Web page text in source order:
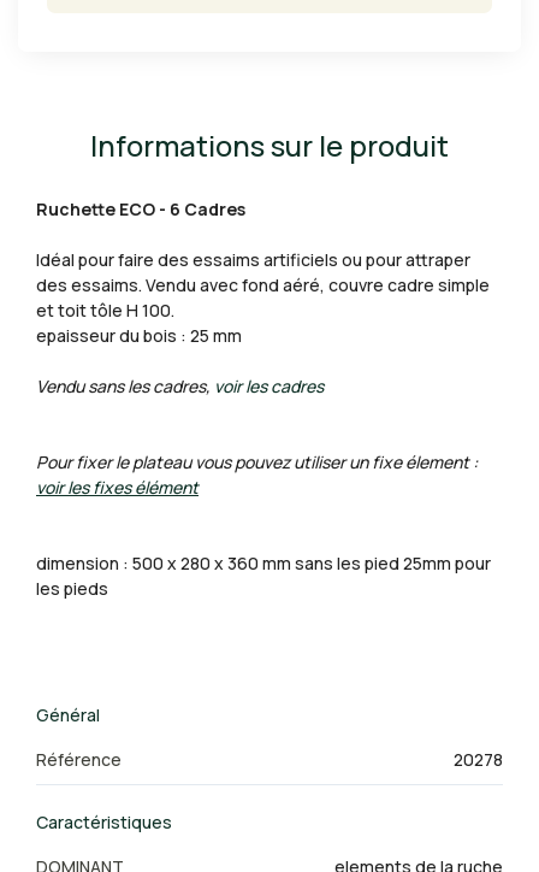
Informations sur le produit
Ruchette ECO - 6 Cadres
Idéal pour faire des essaims artificiels ou pour attraper
des essaims. Vendu avec fond aéré, couvre cadre simple
et toit tôle H 100.
epaisseur du bois : 25 mm
Vendu sans les cadres, voir les cadres
Pour fixer le plateau vous pouvez utiliser un fixe élement :
voir les fixes élément
dimension : 500 x 280 x 360 mm sans les pied 25mm pour
les pieds
Général
Référence
20278
Caractéristiques
DOMINANT
elements de la ruche